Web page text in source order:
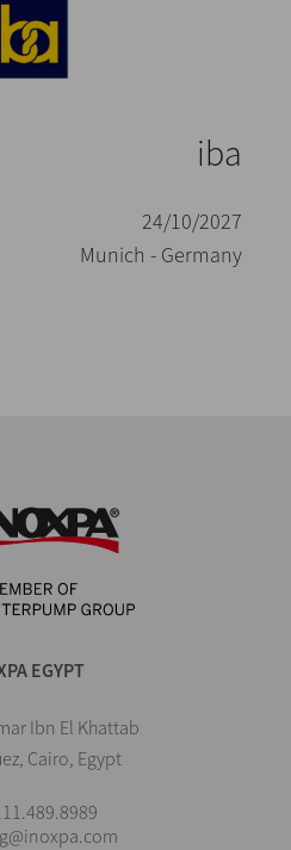
iba
24/10/2027
Munich - Germany
EGYPT
Ibn El Khattab
Cairo, Egypt